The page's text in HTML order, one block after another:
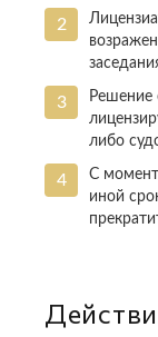
Решение
либо
С
иной